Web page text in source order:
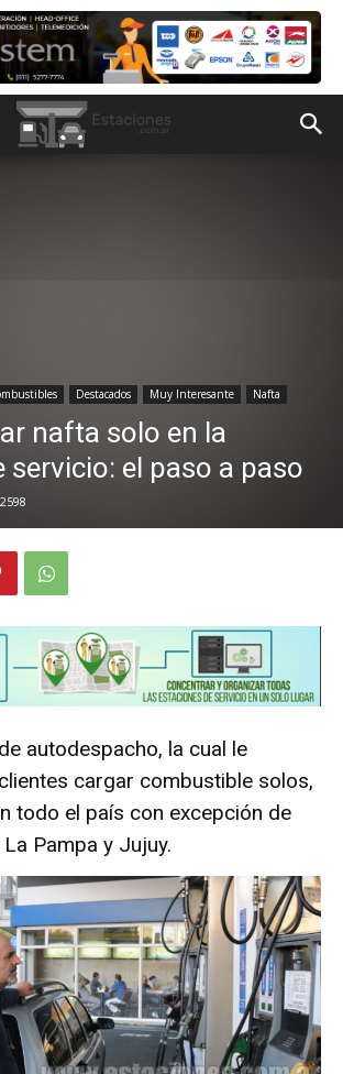
Destacados Muy Interesante Nafta
nafta solo en la
servicio: el paso a paso
2598
autodespacho, la cual le
cargar combustible solos,
todo el país con excepción de
Pampa y Jujuy.